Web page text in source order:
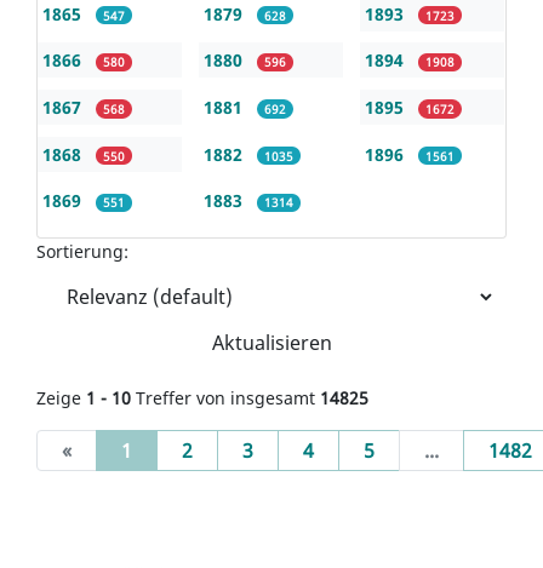
1865 547
1866 580
1867 568
1868 550
1869 551
1879 628
1880 596
1881 692
1882 1035
1883 1314
1893 1723
1894 1908
1895 1672
1896 1561
Sortierung:
Aktualisieren
Zeige 1 - 10 Treffer von insgesamt 14825
« 1 (current)
2 3 4 5 ... 1482